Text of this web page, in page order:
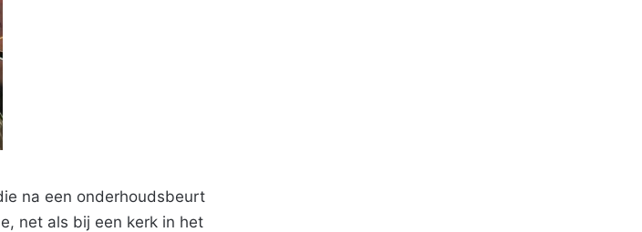
na een onderhoudsbeurt
net als bij een kerk in het